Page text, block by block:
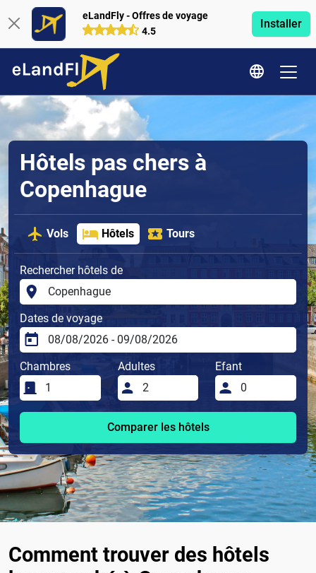
eLandFly - Offres de voyage
4.5
Installer
Hôtels pas chers à
Copenhague
Vols Hôtels Tours
Rechercher hôtels de
Dates de voyage
Chambres Adultes Efant
Comparer les hôtels
Comment trouver des hôtels